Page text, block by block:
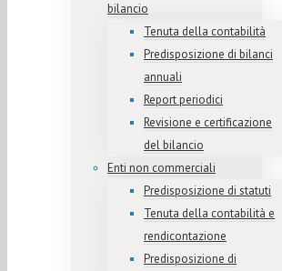
bilancio
Tenuta della contabilità
Predisposizione di bilanci
annuali
Report periodici
Revisione e certificazione
del bilancio
Enti non commerciali
Predisposizione di statuti
Tenuta della contabilità e
rendicontazione
Predisposizione di